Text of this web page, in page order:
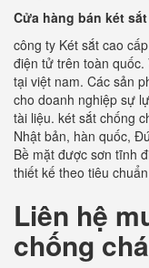
Cửa hàng bán két
công ty Két sắt cao
điện tử trên toàn
tại việt nam. Các sản
cho doanh nghiệp sự
tài liệu. két sắt chống
Nhật bản, hàn quốc,
Bề mặt được sơn tĩnh
thiết kế theo tiêu
Liên hệ
chống